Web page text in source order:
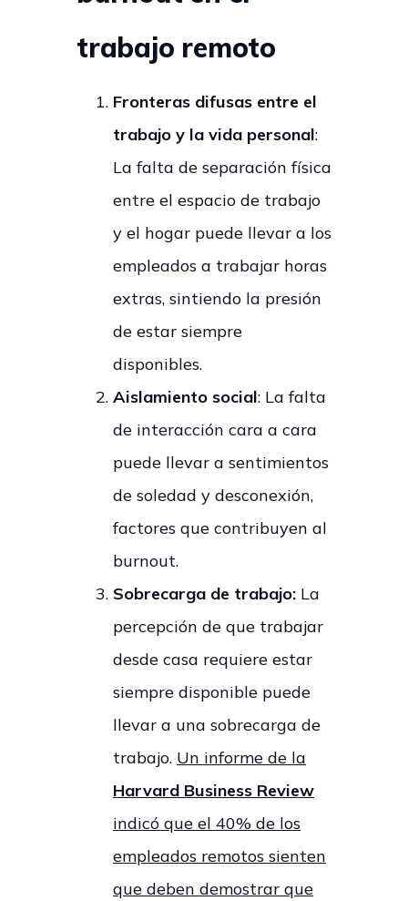
trabajo remoto
Fronteras difusas entre el
trabajo y la vida personal:
La falta de separación física
entre el espacio de trabajo
y el hogar puede llevar a los
empleados a trabajar horas
extras, sintiendo la presión
de estar siempre
disponibles.
Aislamiento social: La falta
de interacción cara a cara
puede llevar a sentimientos
de soledad y desconexión,
factores que contribuyen al
burnout.
Sobrecarga de trabajo: La
percepción de que trabajar
desde casa requiere estar
siempre disponible puede
llevar a una sobrecarga de
trabajo. Un informe de la
Harvard Business Review
indicó que el 40% de los
empleados remotos sienten
que deben demostrar que